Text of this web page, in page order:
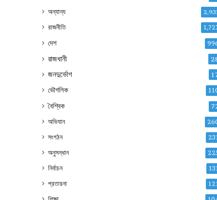
অন্যান্য
রাজনীতি
দেশ
রাজধানী
জনদুর্ভোগ
ভৌগলিক
বৈশ্বিক
অভিযান
সংগঠন
অনুসন্ধান
নির্বাচন
প্রতারনা